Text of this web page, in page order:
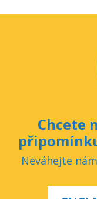
Chcete
Neváhejte